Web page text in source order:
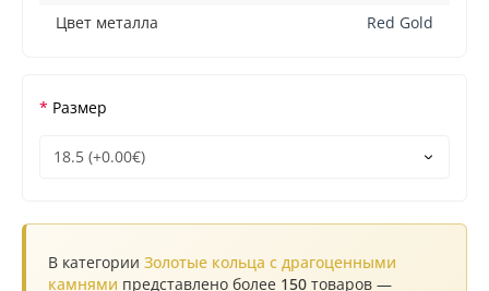
Цвет металла
Red Gold
Размер
В категории Золотые кольца с драгоценными
камнями представлено более 150 товаров —